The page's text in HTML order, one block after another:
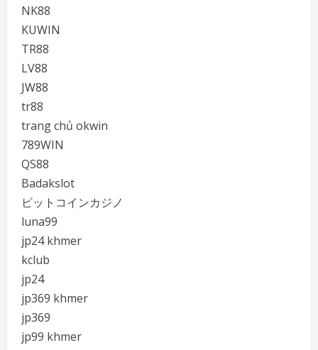
NK88
KUWIN
TR88
LV88
JW88
tr88
trang chủ okwin
789WIN
QS88
Badakslot
ビットコインカジノ
luna99
jp24 khmer
kclub
jp24
jp369 khmer
jp369
jp99 khmer